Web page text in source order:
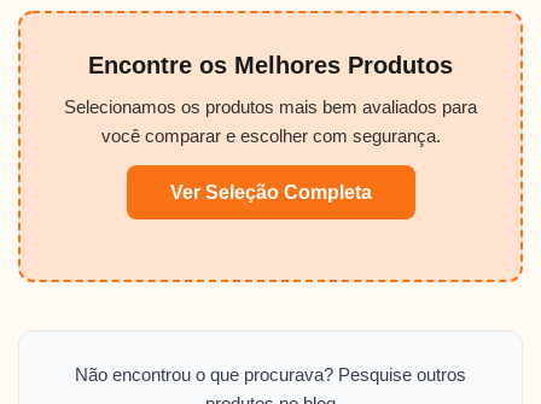
Encontre os Melhores Produtos
Selecionamos os produtos mais bem avaliados para
você comparar e escolher com segurança.
Ver Seleção Completa
Não encontrou o que procurava? Pesquise outros